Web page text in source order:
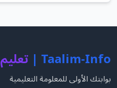
Taalim-Info | تعليم
بوابتك الأولى للمعلومة التعليمية